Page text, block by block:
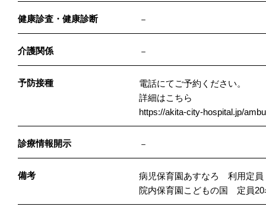
健康診査・健康診断 －
介護関係 －
予防接種
電話にてご予約ください。
詳細はこちら
https://akita-city-hospital.jp/
診療情報開示 －
備考
病児保育園あすなろ 利用定
院内保育園こどもの国 定員20